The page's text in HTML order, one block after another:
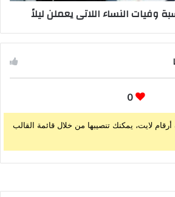
وفيات النساء اللاتى يعملن ليلاً
0
لايت، يمكنك تنصيبها من خلال قائمة القالب